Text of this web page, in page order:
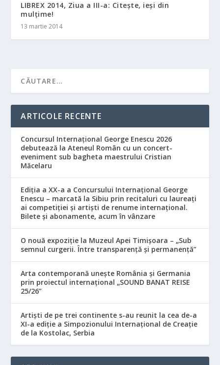
LIBREX 2014, Ziua a III-a: Citeşte, ieşi din
mulţime!
13 martie 2014
ARTICOLE RECENTE
Concursul Internațional George Enescu 2026
debutează la Ateneul Român cu un concert-
eveniment sub bagheta maestrului Cristian
Măcelaru
Ediția a XX-a a Concursului Internațional George
Enescu – marcată la Sibiu prin recitaluri cu laureați
ai competiției și artiști de renume internațional.
Bilete și abonamente, acum în vânzare
O nouă expoziție la Muzeul Apei Timișoara – „Sub
semnul curgerii. Între transparență și permanență”
Arta contemporană unește România și Germania
prin proiectul internațional „SOUND BANAT REISE
25/26”
Artiști de pe trei continente s-au reunit la cea de-a
XI-a ediție a Simpozionului Internațional de Creație
de la Kostolac, Serbia